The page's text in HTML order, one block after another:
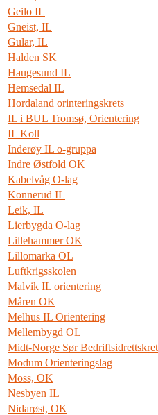
Geilo IL
Gneist, IL
Gular, IL
Halden SK
Haugesund IL
Hemsedal IL
Hordaland orinteringskrets
IL i BUL Tromsø, Orientering
IL Koll
Inderøy IL o-gruppa
Indre Østfold OK
Kabelvåg O-lag
Konnerud IL
Leik, IL
Lierbygda O-lag
Lillehammer OK
Lillomarka OL
Luftkrigsskolen
Malvik IL orientering
Måren OK
Melhus IL Orientering
Mellembygd OL
Midt-Norge Sør
Modum Orienteringslag
Moss, OK
Nesbyen IL
Nidarøst, OK